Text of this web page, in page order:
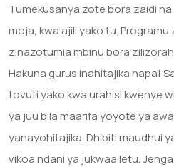
Tumekusanya zote bora zaidi
moja, kwa ajili yako tu.
zinazotumia mbinu bora
Hakuna gurus inahitajika hapa!
tovuti yako kwa urahisi kwenye
ya juu bila maarifa yoyote ya
yanayohitajika. Dhibiti maudhui
vikoa ndani ya jukwaa letu.